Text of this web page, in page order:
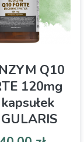
Q10
120mg